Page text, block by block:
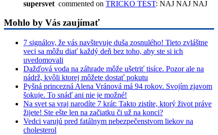
supersvet commented on TRICKO TEST: NAJ NAJ NAJ
Mohlo by Vás zaujímať
7 signálov, že vás navštevuje duša zosnulého! Tieto zvláštne
veci sa môžu diať každý deň bez toho, aby ste si ich
uvedomovali
Dažďová voda na záhrade môže ušetriť tisíce. Pozor ale na
nádrž, kvôli ktorej môžete dostať pokutu
Pyšná princezná Alena Vránová má 94 rokov. Svojím zjavom
šokuje. To snáď ani nie je možné!
Na svet sa vraj narodíte 7 krát: Takto zistíte, ktorý život práve
žijete! Ste ešte len na začiatku či už na konci?
Vedci varujú pred fatálnym nebezpečenstvom liekov na
cholesterol